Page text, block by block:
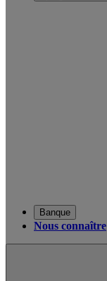
Banque
Nous connaître